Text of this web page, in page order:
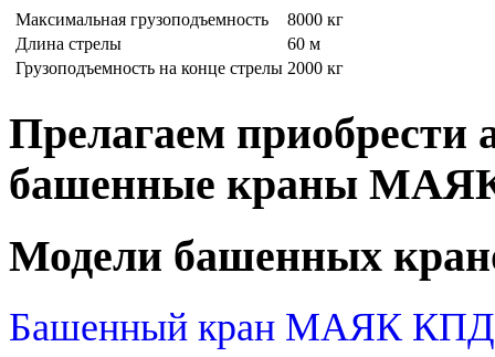
Максимальная грузоподъемность
8000 кг
Длина стрелы
60 м
Грузоподъемность на конце стрелы 2000 кг
Прелагаем приобрести
башенные краны
Модели башенных
Башенный кран МАЯК КПД